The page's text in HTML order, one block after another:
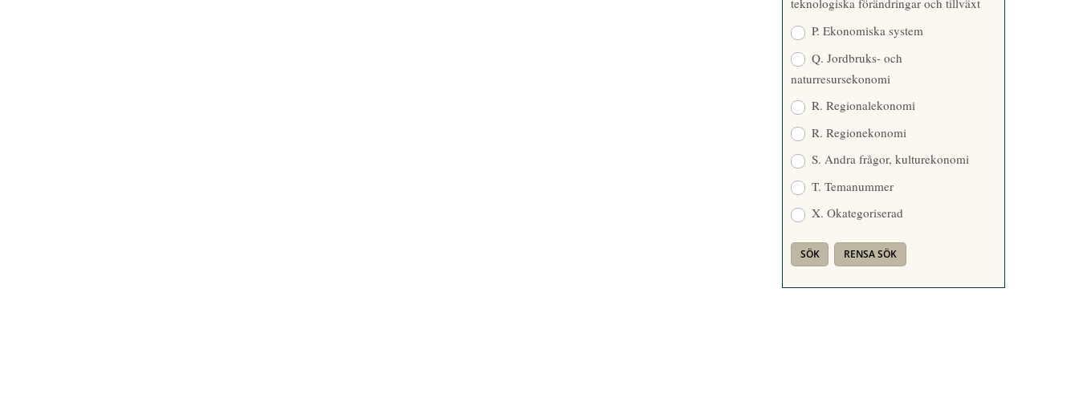
teknologiska förändringar och tillväxt
P. Ekonomiska system
Q. Jordbruks- och
naturresursekonomi
R. Regionalekonomi
R. Regionekonomi
S. Andra frågor, kulturekonomi
T. Temanummer
X. Okategoriserad